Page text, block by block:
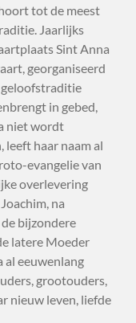
tot de meest
Jaarlijks
Sint Anna
georganiseerd
geloofstraditie
in gebed,
niet wordt
leeft haar naam al
evangelie van
overlevering
na
bijzondere
latere Moeder
al eeuwenlang
grootouders,
nieuw leven, liefde